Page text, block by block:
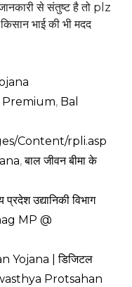
से संतुष्ट है तो plz
भाई की भी मदद
Premium, Bal
Content/rpli.asp
,बाल जीवन बीमा के
उद्यानिकी विभाग
MP @
Yojana | डिजिटल
Protsahan